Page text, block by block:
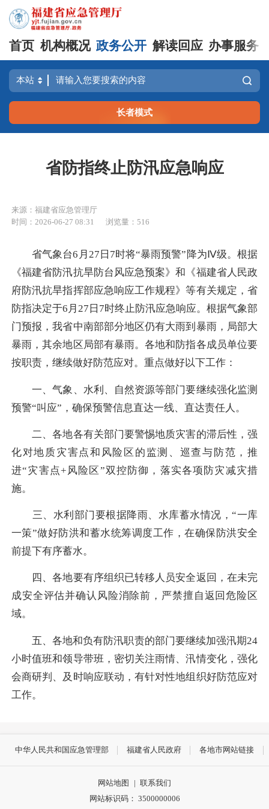
首页 机构概况 政务公开 解读回应 办事服务
长者模式
省防指终止防汛应急响应
来源：福建省应急管理厅
时间：2026-06-27 08:31
浏览量：516
省气象台6月27日7时将“暴雨预警”降为Ⅳ级。根据
《福建省防汛抗旱防台风应急预案》和《福建省人民政
府防汛抗旱指挥部应急响应工作规程》等有关规定，省
防指决定于6月27日7时终止防汛应急响应。根据气象部
门预报，我省中南部部分地区仍有大雨到暴雨，局部大
暴雨，其余地区局部有暴雨。各地和防指各成员单位要
按职责，继续做好防范应对。重点做好以下工作：
一、气象、水利、自然资源等部门要继续强化监测
预警“叫应”，确保预警信息直达一线、直达责任人。
二、各地各有关部门要警惕地质灾害的滞后性，强
化对地质灾害点和风险区的监测、巡查与防范，推
进“灾害点+风险区”双控防御，落实各项防灾减灾措
施。
三、水利部门要根据降雨、水库蓄水情况，“一库
一策”做好防洪和蓄水统筹调度工作，在确保防洪安全
前提下有序蓄水。
四、各地要有序组织已转移人员安全返回，在未完
成安全评估并确认风险消除前，严禁擅自返回危险区
域。
五、各地和负有防汛职责的部门要继续加强汛期24
小时值班和领导带班，密切关注雨情、汛情变化，强化
会商研判、及时响应联动，有针对性地组织好防范应对
工作。
中华人民共和国应急管理部 福建省人民政府 各地市网站链接
网站地图 | 联系我们
网站标识码： 3500000006